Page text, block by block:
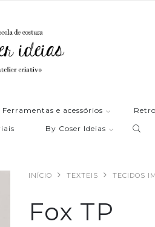
Ferramentas e acessórios
By Coser Ideias
INÍCIO TEXTEIS TECIDOS
Fox TP